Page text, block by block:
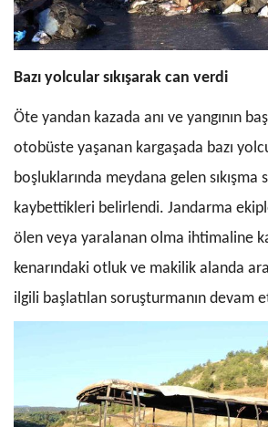
Bazı yolcular sıkışarak can verdi
Öte yandan kazada anı ve yangının
otobüste yaşanan kargaşada bazı
boşluklarında meydana gelen sıkışma
kaybettikleri belirlendi. Jandarma
ölen veya yaralanan olma ihtimaline
kenarındaki otluk ve makilik alanda
ilgili başlatılan soruşturmanın devam